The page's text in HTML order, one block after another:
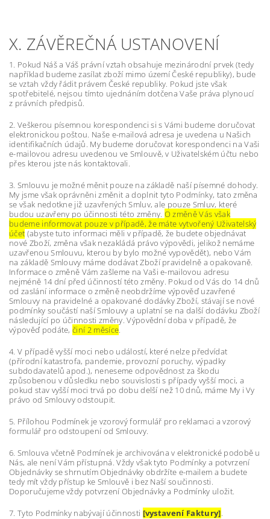
X. ZÁVĚREČNÁ USTANOVENÍ
1. Pokud Náš a Váš právní vztah obsahuje mezinárodní prvek (tedy
například budeme zasílat zboží mimo území České republiky), bude
se vztah vždy řádit právem České republiky. Pokud jste však
spotřebitelé, nejsou tímto ujednáním dotčena Vaše práva plynoucí
z právních předpisů.
2. Veškerou písemnou korespondenci si s Vámi budeme doručovat
elektronickou poštou. Naše e-mailová adresa je uvedena u Našich
identifikačních údajů. My budeme doručovat korespondenci na Vaši
e-mailovou adresu uvedenou ve Smlouvě, v Uživatelském účtu nebo
přes kterou jste nás kontaktovali.
3. Smlouvu je možné měnit pouze na základě naší písemné dohody.
My jsme však oprávněni změnit a doplnit tyto Podmínky, tato změna
se však nedotkne již uzavřených Smluv, ale pouze Smluv, které
budou uzavřeny po účinnosti této změny. O změně Vás však
budeme informovat pouze v případě, že máte vytvořený Uživatelský
účet (abyste tuto informaci měli v případě, že budete objednávat
nové Zboží, změna však nezakládá právo výpovědi, jelikož nemáme
uzavřenou Smlouvu, kterou by bylo možné vypovědět), nebo Vám
na základě Smlouvy máme dodávat Zboží pravidelně a opakovaně.
Informace o změně Vám zašleme na Vaši e-mailovou adresu
nejméně 14 dní před účinností této změny. Pokud od Vás do 14 dnů
od zaslání informace o změně neobdržíme výpověď uzavřené
Smlouvy na pravidelné a opakované dodávky Zboží, stávají se nové
podmínky součástí naší Smlouvy a uplatní se na další dodávku Zboží
následující po účinnosti změny. Výpovědní doba v případě, že
výpověď podáte,činí 2 měsíce.
4. V případě vyšší moci nebo událostí, které nelze předvídat
(přírodní katastrofa, pandemie, provozní poruchy, výpadky
subdodavatelů apod.), neneseme odpovědnost za škodu
způsobenou v důsledku nebo souvislosti s případy vyšší moci, a
pokud stav vyšší moci trvá po dobu delší než 10 dnů, máme My i Vy
právo od Smlouvy odstoupit.
5. Přílohou Podmínek je vzorový formulář pro reklamaci a vzorový
formulář pro odstoupení od Smlouvy.
6. Smlouva včetně Podmínek je archivována v elektronické podobě u
Nás, ale není Vám přístupná. Vždy však tyto Podmínky a potvrzení
Objednávky se shrnutím Objednávky obdržíte e-mailem a budete
tedy mít vždy přístup ke Smlouvě i bez Naší součinnosti.
Doporučujeme vždy potvrzení Objednávky a Podmínky uložit.
7. Tyto Podmínky nabývají účinnosti [vystavení Faktury].